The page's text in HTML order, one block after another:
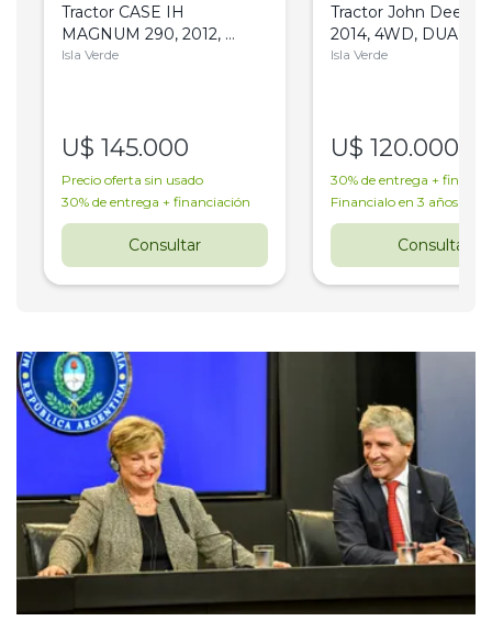
Tractor CASE IH
MAGNUM 290, 2012,
Isla Verde
U$ 145.000
Precio oferta sin usado
30% de entrega + financiación
Consultar
Tractor John Deere
2014, 4WD, DUAL
Isla Verde
U$ 120.000
30% de entrega +
Financialo en 3 años
Consultar